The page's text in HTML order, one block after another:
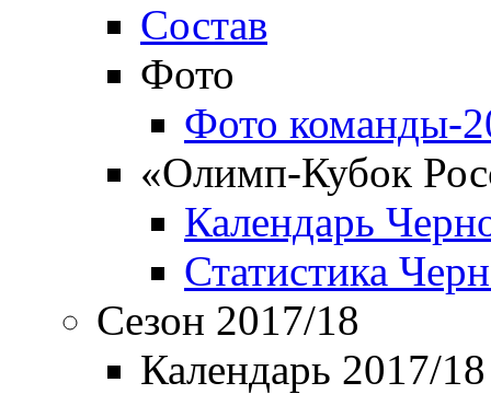
Состав
Фото
Фото команды-
«Олимп-Кубок
Календарь
Статистика
Сезон 2017/18
Календарь 2017/18